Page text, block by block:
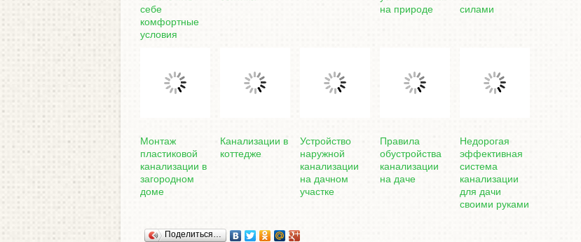
себе
комфортные
условия
на природе
силами
Монтаж
пластиковой
канализации в
загородном
доме
Канализации в
коттедже
Устройство
наружной
канализации
на дачном
участке
Правила
обустройства
канализации
на даче
Недорогая
эффективная
система
канализации
для дачи
своими руками
Поделиться…